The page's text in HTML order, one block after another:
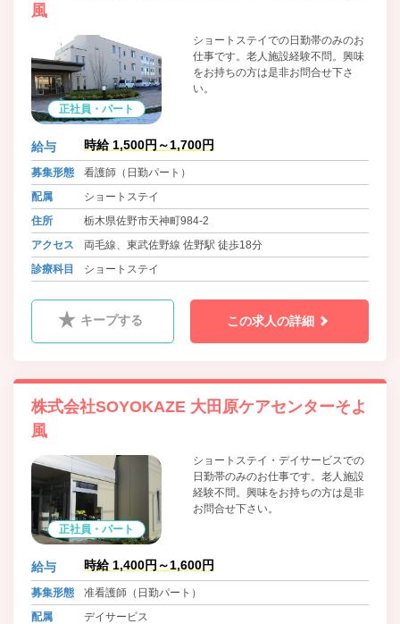
風
正社員・パート
ショートステイでの日勤帯のみのお
仕事です。老人施設経験不問。興味
をお持ちの方は是非お問合せ下さ
い。
給与 時給 1,500円～1,700円
募集形態
看護師（日勤パート）
配属
ショートステイ
住所
栃木県佐野市天神町984-2
アクセス
両毛線、東武佐野線 佐野駅 徒歩18分
診療科目
ショートステイ
キープする この求人の詳細
株式会社SOYOKAZE 大田原ケアセンターそよ
風
正社員・パート
ショートステイ・デイサービスでの
日勤帯のみのお仕事です。老人施設
経験不問。興味をお持ちの方は是非
お問合せ下さい。
給与 時給 1,400円～1,600円
募集形態
准看護師（日勤パート）
配属
デイサービス